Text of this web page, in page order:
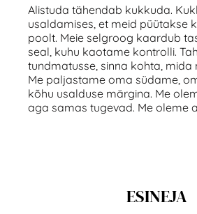
Alistuda tähendab kukkuda.
usaldamises, et meid püütakse
poolt. Meie selgroog kaardub
seal, kuhu kaotame kontrolli.
tundmatusse, sinna kohta, mida
Me paljastame oma südame,
kõhu usalduse märgina. Me
aga samas tugevad. Me oleme
ESINEJA